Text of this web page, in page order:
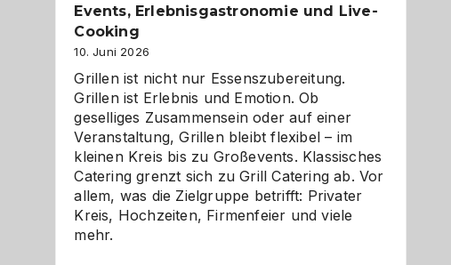
Events, Erlebnisgastronomie und Live-
Cooking
10. Juni 2026
Grillen ist nicht nur Essenszubereitung.
Grillen ist Erlebnis und Emotion. Ob
geselliges Zusammensein oder auf einer
Veranstaltung, Grillen bleibt flexibel – im
kleinen Kreis bis zu Großevents. Klassisches
Catering grenzt sich zu Grill Catering ab. Vor
allem, was die Zielgruppe betrifft: Privater
Kreis, Hochzeiten, Firmenfeier und viele
mehr.